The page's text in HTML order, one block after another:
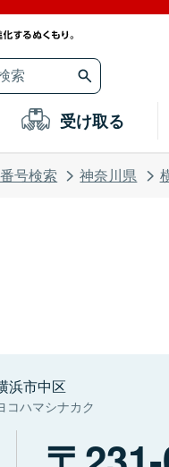
受け取る
号検索 神奈川県
浜市中区
コハマシナカク